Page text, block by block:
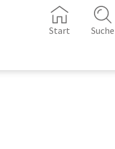
Start Suche